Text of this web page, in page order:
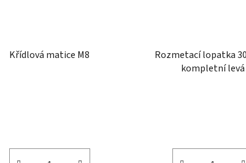
Křídlová matice M8
Rozmetací lopatka
kompletní levá